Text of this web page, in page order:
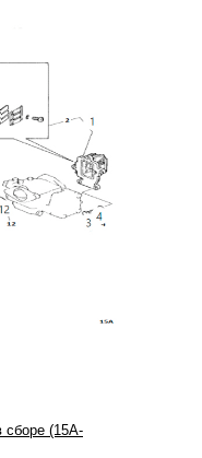
сборе (15A-